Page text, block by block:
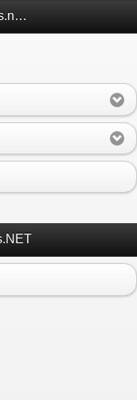
Megaconstrucciones.net Móvil